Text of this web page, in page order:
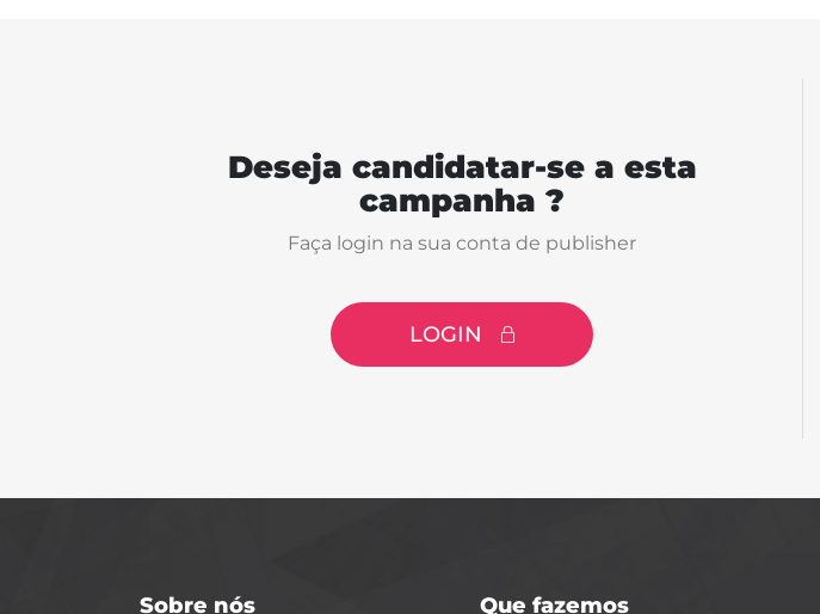
Deseja candidatar-se a esta
campanha ?
Faça login na sua conta de publisher
LOGIN
Sobre nós Que fazemos